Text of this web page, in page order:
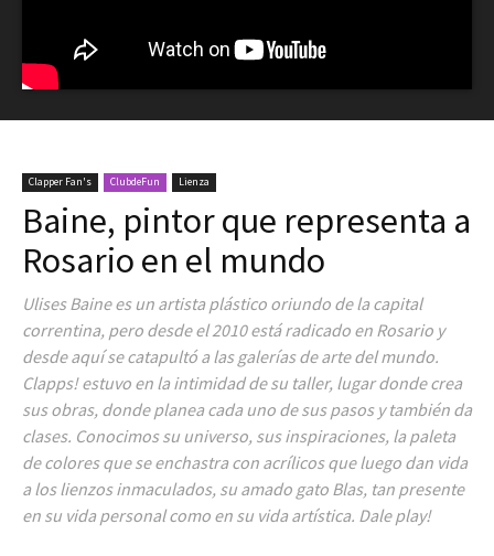
Clapper Fan's ClubdeFun Lienza
Baine, pintor que representa a
Rosario en el mundo
Ulises Baine es un artista plástico oriundo de la capital
correntina, pero desde el 2010 está radicado en Rosario y
desde aquí se catapultó a las galerías de arte del mundo.
Clapps! estuvo en la intimidad de su taller, lugar donde crea
sus obras, donde planea cada uno de sus pasos y también da
clases. Conocimos su universo, sus inspiraciones, la paleta
de colores que se enchastra con acrílicos que luego dan vida
a los lienzos inmaculados, su amado gato Blas, tan presente
en su vida personal como en su vida artística. Dale play!